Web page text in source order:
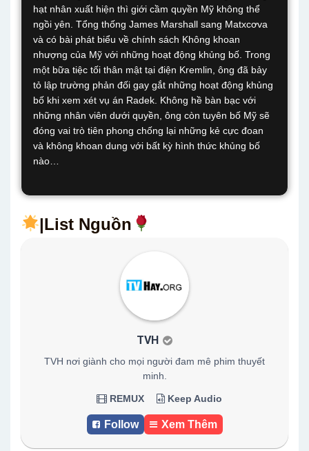
hạt nhân xuất hiện thì giới cầm quyền Mỹ không thể
ngồi yên. Tổng thống James Marshall sang Matxcơva
và có bài phát biểu về chính sách Không khoan
nhượng của Mỹ với những hoạt động khủng bố. Trong
một bữa tiệc tối thân mật tại điện Kremlin, ông đã bảy
tỏ lập trường phản đối gay gắt những hoạt động khủng
bố khi xem xét vụ án Radek. Không hề bàn bạc với
những nhân viên dưới quyền, ông còn tuyên bố Mỹ sẽ
đóng vai trò tiên phong chống lại những kẻ cực đoan
và không khoan dung với bất kỳ hình thức khủng bố
nào…
|List Nguồn
TVH
TVH nơi giành cho mọi người đam mê phim thuyết
minh.
REMUX Keep Audio
Follow Xem Thêm